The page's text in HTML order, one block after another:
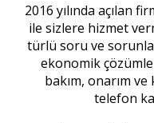
2016 yılında açılan
ile sizlere hizmet
türlü soru ve
ekonomik
bakım, onarım
telefon